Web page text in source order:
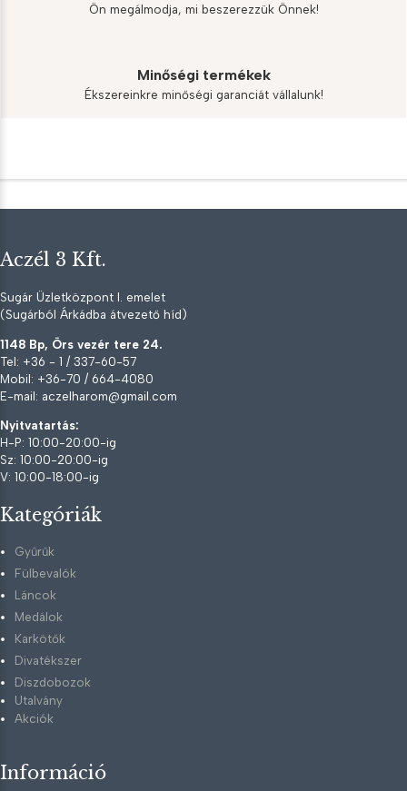
Ön megálmodja, mi beszerezzük Önnek!
Minőségi termékek
Ékszereinkre minőségi garanciát vállalunk!
Aczél 3 Kft.
Sugár Üzletközpont I. emelet
(Sugárból Árkádba átvezető híd)
1148 Bp, Örs vezér tere 24.
Tel: +36 - 1 / 337-60-57
Mobil: +36-70 / 664-4080
E-mail: aczelharom@gmail.com
Nyitvatartás:
H-P: 10:00-20:00-ig
Sz: 10:00-20:00-ig
V: 10:00-18:00-ig
Kategóriák
Gyűrűk
Fülbevalók
Láncok
Medálok
Karkötők
Divatékszer
Diszdobozok
Utalvány
Akciók
Információ